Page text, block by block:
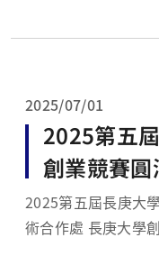
Raiane Patrícia
2025/07/01
2025第五
創業競賽圓
2025第五屆長庚大
術合作處 長庚大學創新育成中心聯合永續發展辦公室